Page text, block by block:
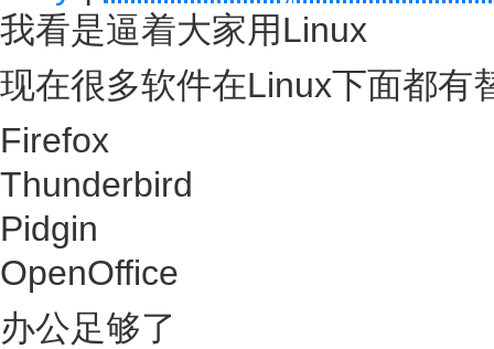
我看是逼着大家用Linux
现在很多软件在Linux下面都有
Firefox
Thunderbird
Pidgin
OpenOffice
办公足够了